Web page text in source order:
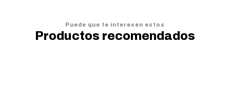
Puede que te interesen estos
Productos recomendados